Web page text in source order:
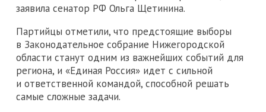
заявила сенатор РФ Ольга Щетинина.
Партийцы отметили, что предстоящие выборы
в Законодательное собрание Нижегородской
области станут одним из важнейших событий для
региона, и «Единая Россия» идет с сильной
и ответственной командой, способной решать
самые сложные задачи.